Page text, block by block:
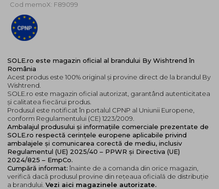
Cod memoX: F89099
SOLE.ro este magazin oficial al brandului By Wishtrend în
România
Acest produs este 100% original și provine direct de la brandul By
Wishtrend.
SOLE.ro este magazin oficial autorizat, garantând autenticitatea
și calitatea fiecărui produs.
Produsul este notificat în portalul CPNP al Uniunii Europene,
conform Regulamentului (CE) 1223/2009.
Ambalajul produsului și informațiile comerciale prezentate de
SOLE.ro respectă cerințele europene aplicabile privind
ambalajele și comunicarea corectă de mediu, inclusiv
Regulamentul (UE) 2025/40 – PPWR și Directiva (UE)
2024/825 – EmpCo.
Cumpără informat: înainte de a comanda din orice magazin,
verifică dacă produsul provine din rețeaua oficială de distribuție
a brandului. Vezi aici magazinele autorizate.